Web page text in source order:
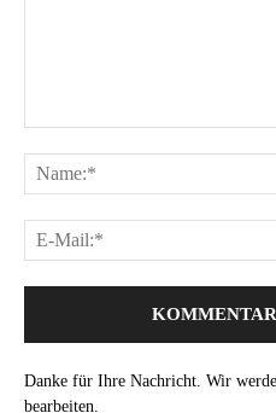
Danke für Ihre Nachricht. Wir
bearbeiten.